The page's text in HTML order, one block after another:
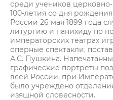
среди учеников
100-летия со дня
России 26 мая 1899 года
литургию и панихиду по
императорских театрах
оперные спектакли,
А.С. Пушкина.
графические портреты
всей России, при
было учреждено
изящной словесности.